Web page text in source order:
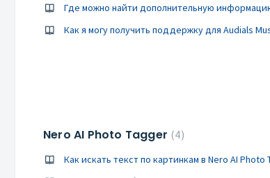
Где можно найти дополнительную
Как я могу получить поддержку для Audials
Nero AI Photo Tagger 4
Как искать текст по картинкам в Nero AI Photo